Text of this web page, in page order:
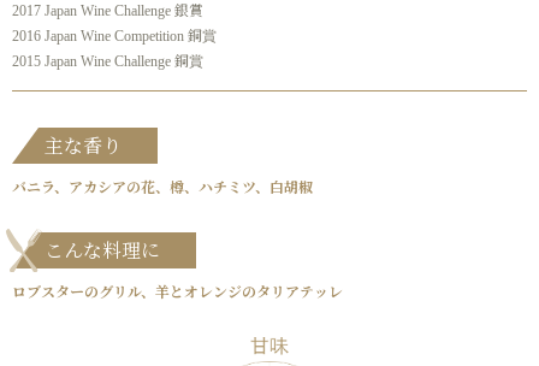
2017 Japan Wine Challenge 銀賞
2016 Japan Wine Competition 銅賞
2015 Japan Wine Challenge 銅賞
主な香り
バニラ、アカシアの花、樽、ハチミツ、白胡椒
こんな料理に
ロブスターのグリル、羊とオレンジのタリアテッレ